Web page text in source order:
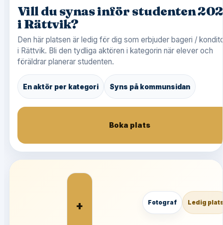
Vill du synas inför studenten
i Rättvik?
Den här platsen är ledig för dig som erbjuder bageri /
i Rättvik. Bli den tydliga aktören i kategorin när elever och
föräldrar planerar studenten.
En aktör per kategori Syns på kommunsidan
Boka plats
+ Fotograf Ledig